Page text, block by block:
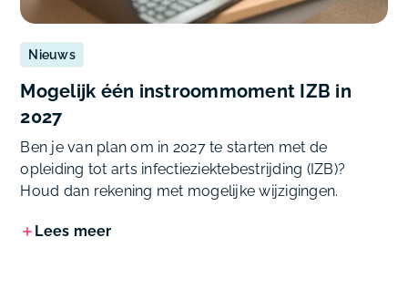
Nieuws
Mogelijk één instroommoment IZB in
2027
Ben je van plan om in 2027 te starten met de
opleiding tot arts infectieziektebestrijding (IZB)?
Houd dan rekening met mogelijke wijzigingen.
Lees meer